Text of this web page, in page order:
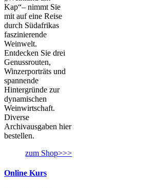
Kap“– nimmt Sie
mit auf eine Reise
durch Südafrikas
faszinierende
Weinwelt.
Entdecken Sie drei
Genussrouten,
Winzerporträts und
spannende
Hintergründe zur
dynamischen
Weinwirtschaft.
Diverse
Archivausgaben hier
bestellen.
zum Shop>>>
Online Kurs